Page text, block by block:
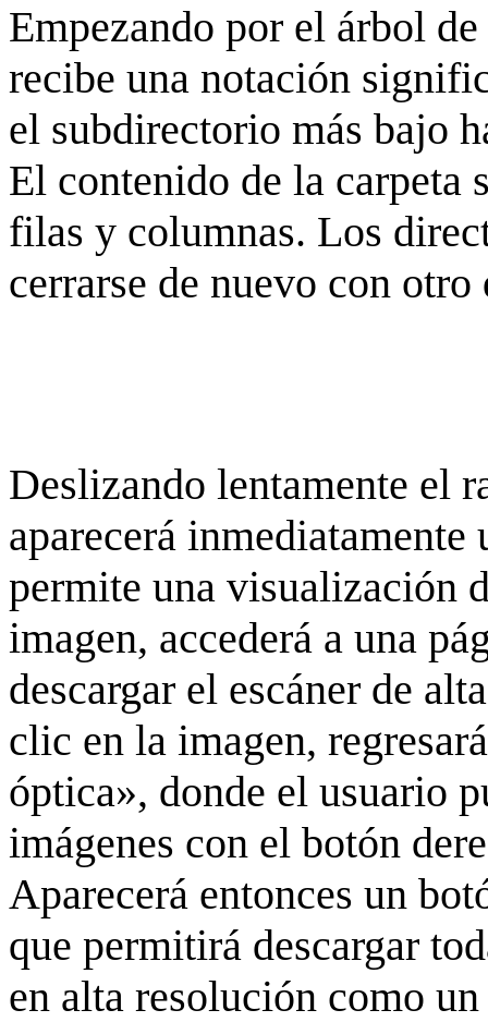
Empezando por el árbol
recibe una notación
el subdirectorio más bajo
El contenido de la carpeta
filas y columnas. Los
cerrarse de nuevo con
Deslizando lentamente el
aparecerá
permite una visualización
imagen, accederá a una
descargar el escáner de
clic en la imagen,
óptica», donde el usuario
imágenes con el botón
Aparecerá entonces un
que permitirá descargar
en alta resolución como